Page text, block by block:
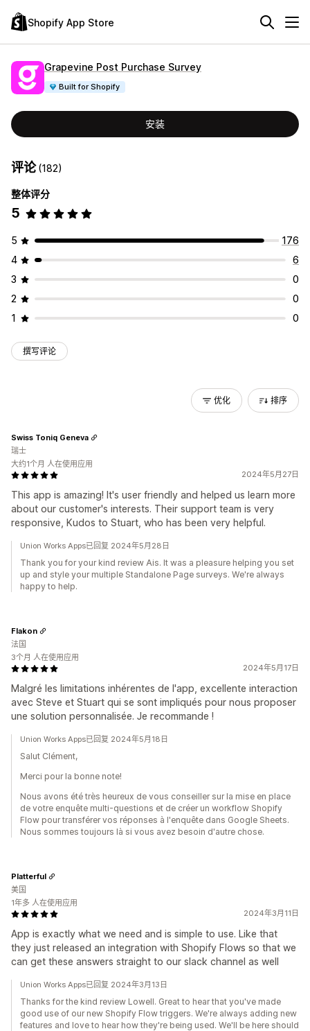
Shopify App Store
Grapevine Post Purchase Survey
Built for Shopify
安装
评论(182)
整体评分
5
5
176
4
6
3
0
2
0
1
0
撰写评论
优化 排序
2024年5月27日
This app is amazing! It's user friendly and helped us learn more
about our customer's interests. Their support team is very
responsive, Kudos to Stuart, who has been very helpful.
Swiss Toniq Geneva
瑞士
大约1个月 人在使用应用
Union Works Apps已回复 2024年5月28日
Thank you for your kind review Ais. It was a pleasure helping you set
up and style your multiple Standalone Page surveys. We're always
happy to help.
2024年5月17日
Malgré les limitations inhérentes de l'app, excellente interaction
avec Steve et Stuart qui se sont impliqués pour nous proposer
une solution personnalisée. Je recommande !
Flakon
法国
3个月 人在使用应用
Union Works Apps已回复 2024年5月18日
Salut Clément,
Merci pour la bonne note!
Nous avons été très heureux de vous conseiller sur la mise en place
de votre enquête multi-questions et de créer un workflow Shopify
Flow pour transférer vos réponses à l'enquête dans Google Sheets.
Nous sommes toujours là si vous avez besoin d'autre chose.
2024年3月11日
App is exactly what we need and is simple to use. Like that
they just released an integration with Shopify Flows so that we
can get these answers straight to our slack channel as well
Platterful
美国
1年多 人在使用应用
Union Works Apps已回复 2024年3月13日
Thanks for the kind review Lowell. Great to hear that you've made
good use of our new Shopify Flow triggers. We're always adding new
features and love to hear how they're being used. We'll be here should